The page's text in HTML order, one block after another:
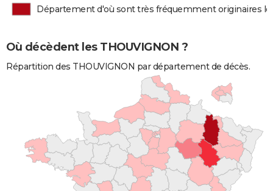
Département d'où sont très fréquemment originaires
Où décèdent les THOUVIGNON ?
Répartition des THOUVIGNON par département de décès.